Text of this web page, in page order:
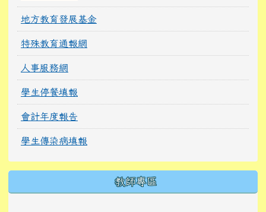
地方教育發展基金
特殊教育通報網
人事服務網
學生停餐填報
會計年度報告
學生傳染病填報
教師專區